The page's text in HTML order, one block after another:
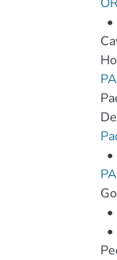
•
•
•
•